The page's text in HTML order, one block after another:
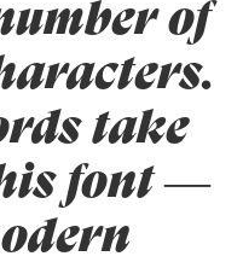
of
take
font —